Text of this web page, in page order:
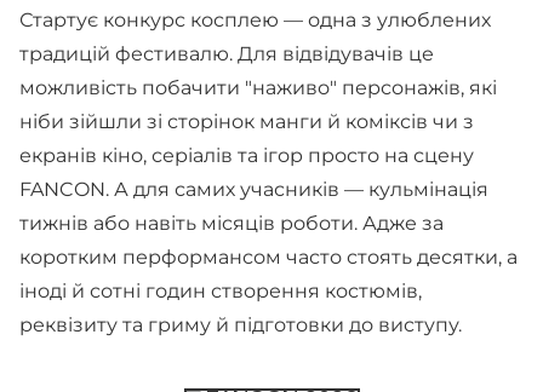
Стартує конкурс косплею — одна з улюблених
традицій фестивалю. Для відвідувачів це
можливість побачити "наживо" персонажів, які
ніби зійшли зі сторінок манги й коміксів чи з
екранів кіно, серіалів та ігор просто на сцену
FANCON. А для самих учасників — кульмінація
тижнів або навіть місяців роботи. Адже за
коротким перформансом часто стоять десятки, а
іноді й сотні годин створення костюмів,
реквізиту та гриму й підготовки до виступу.